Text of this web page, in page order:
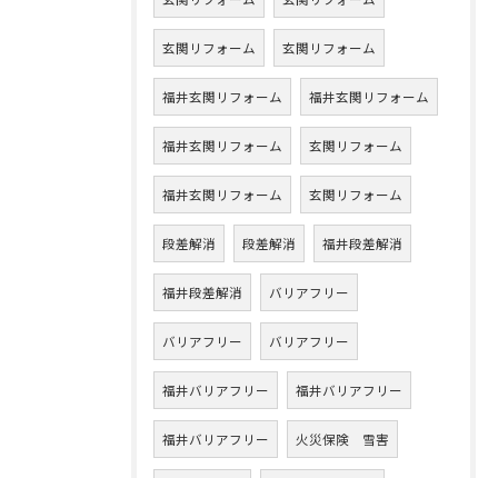
玄関リフォーム 玄関リフォーム
福井玄関リフォーム 福井玄関リフォーム
福井玄関リフォーム 玄関リフォーム
福井玄関リフォーム 玄関リフォーム
段差解消 段差解消 福井段差解消
福井段差解消 バリアフリー
バリアフリー バリアフリー
福井バリアフリー 福井バリアフリー
福井バリアフリー 火災保険 雪害